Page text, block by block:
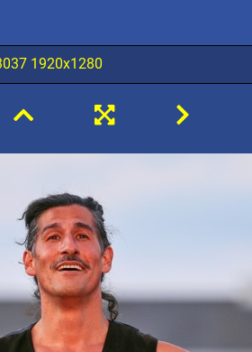
1920x1280